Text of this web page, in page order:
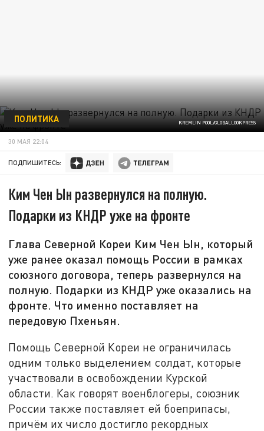
KREMLIN POOL/GLOBALLOOKPRESS
ПОЛИТИКА
30 МАЯ 22:04
ПОДПИШИТЕСЬ:
Ким Чен Ын развернулся на полную.
Подарки из КНДР уже на фронте
Глава Северной Кореи Ким Чен Ын, который
уже ранее оказал помощь России в рамках
союзного договора, теперь развернулся на
полную. Подарки из КНДР уже оказались на
фронте. Что именно поставляет на
передовую Пхеньян.
Помощь Северной Кореи не ограничилась
одним только выделением солдат, которые
участвовали в освобождении Курской
области. Как говорят военблогеры, союзник
России также поставляет ей боеприпасы,
причём их число достигло рекордных